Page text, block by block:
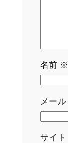
名前 ※
メール
サイト